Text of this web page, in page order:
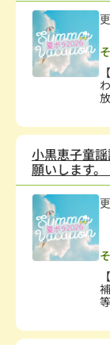
小黒恵子童
願いします。